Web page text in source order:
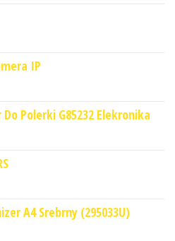
IP
Polerki G85232 Elekronika
A4 Srebrny (295033U)